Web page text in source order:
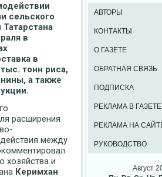
сельского
Татарстана
в
в
тонн риса,
а также
расширения
между
хозяйства и
Керимхан
АВТОРЫ
КОНТАКТЫ
О ГАЗЕТЕ
ОБРАТНАЯ СВЯЗЬ
ПОДПИСКА
РЕКЛАМА В ГАЗЕТЕ
РЕКЛАМА НА
РУКОВОДСТВО
Август